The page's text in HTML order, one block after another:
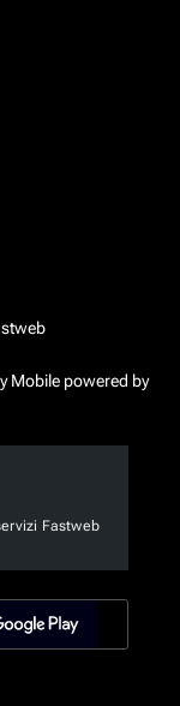
Mobile powered by
Fastweb